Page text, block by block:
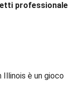
professionale
è un gioco